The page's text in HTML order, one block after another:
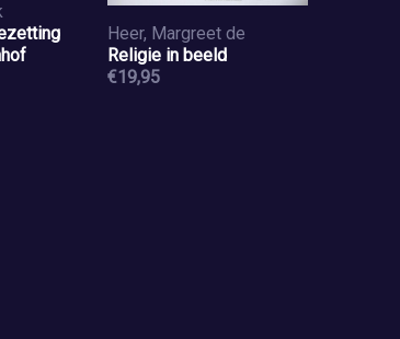
Heer, Margreet de
Religie in beeld
€19,95